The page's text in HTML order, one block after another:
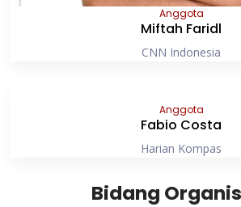
Anggota
Miftah Faridl
CNN Indonesia
Anggota
Fabio Costa
Harian Kompas
Bidang